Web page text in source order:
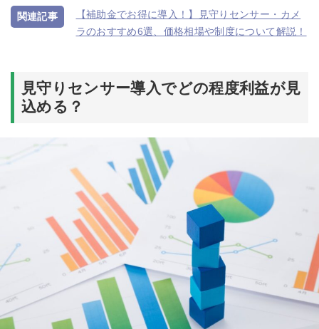
【補助金でお得に導入！】見守りセンサー・カメ
ラのおすすめ6選、価格相場や制度について解説！
見守りセンサー導入でどの程度利益が見
込める？